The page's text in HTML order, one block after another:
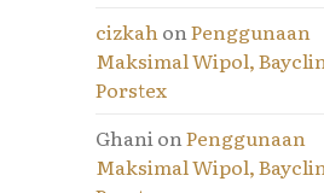
cizkahonPenggunaan
Maksimal Wipol,
Porstex
GhanionPenggunaan
Maksimal Wipol,